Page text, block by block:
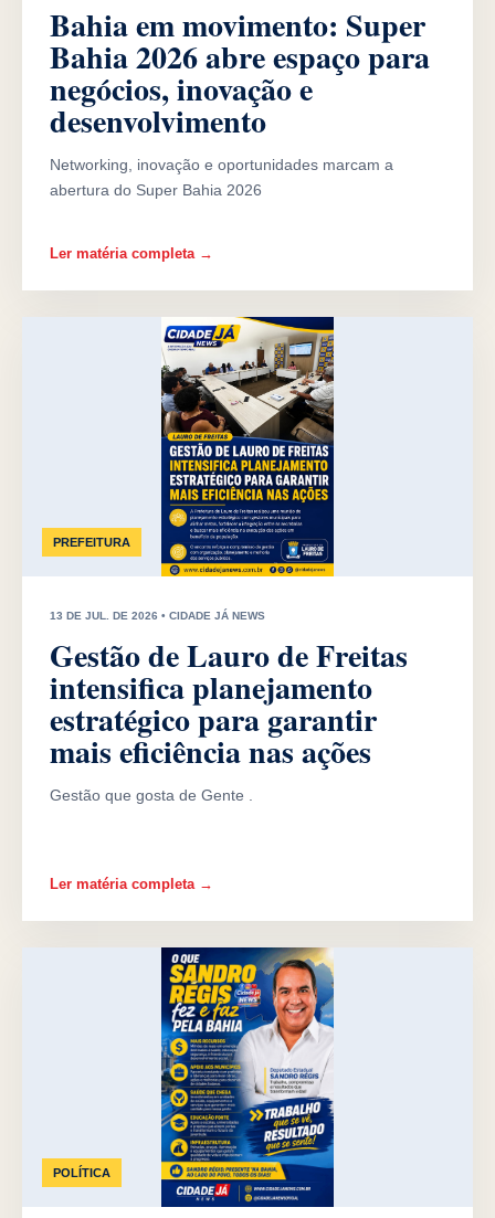
Bahia em movimento: Super
Bahia 2026 abre espaço para
negócios, inovação e
desenvolvimento
Networking, inovação e oportunidades marcam a
abertura do Super Bahia 2026
Ler matéria completa →
PREFEITURA
13 DE JUL. DE 2026 • CIDADE JÁ NEWS
Gestão de Lauro de Freitas
intensifica planejamento
estratégico para garantir
mais eficiência nas ações
Gestão que gosta de Gente .
Ler matéria completa →
POLÍTICA